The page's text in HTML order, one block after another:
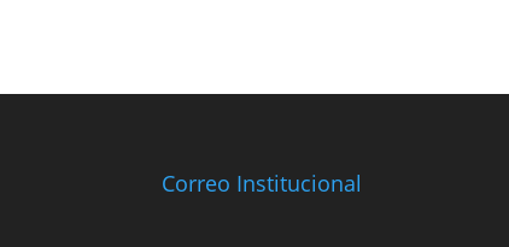
Correo Institucional